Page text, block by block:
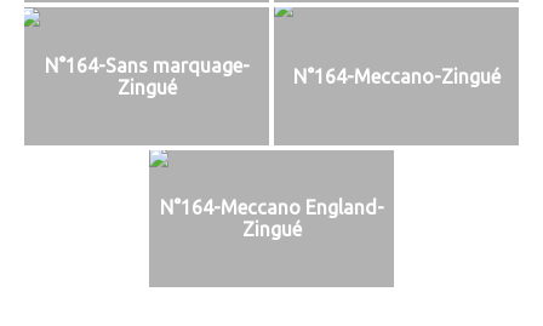
N°164-Sans marquage-
Zingué
N°164-Meccano-Zingué
N°164-Meccano England-
Zingué